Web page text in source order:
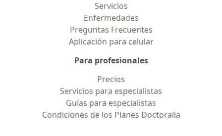
Servicios
Enfermedades
Preguntas Frecuentes
Aplicación para celular
Para profesionales
Precios
Servicios para especialistas
Guías para especialistas
Condiciones de los Planes Doctoralia